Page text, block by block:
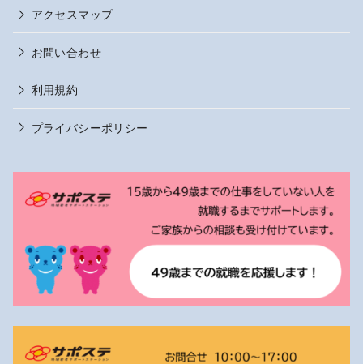
アクセスマップ
お問い合わせ
利用規約
プライバシーポリシー